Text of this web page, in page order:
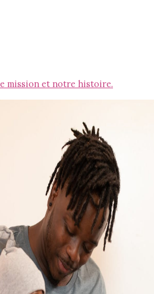
mission et notre histoire.